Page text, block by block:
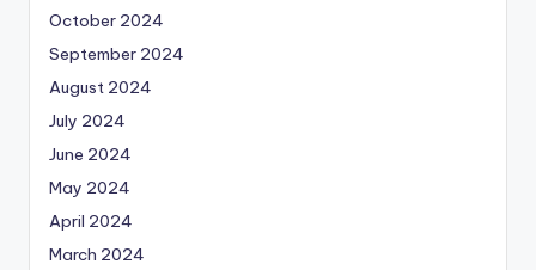
October 2024
September 2024
August 2024
July 2024
June 2024
May 2024
April 2024
March 2024